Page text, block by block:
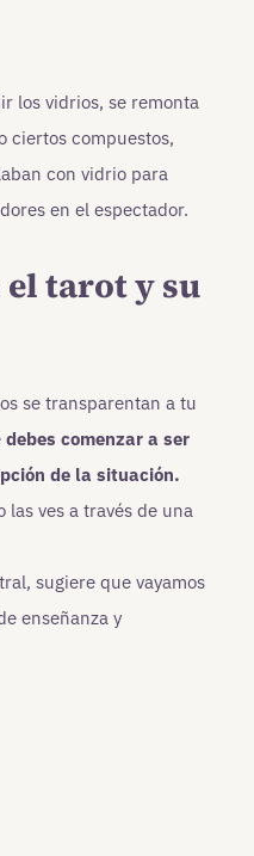
los vidrios, se remonta
ciertos compuestos,
con vidrio para
en el espectador.
tarot y su
se transparentan a tu
debes comenzar a ser
de la situación.
las ves a través de una
sugiere que vayamos
enseñanza y